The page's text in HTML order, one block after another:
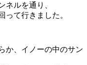
ネルを通り、
って行きました。
か、イノーの中のサン